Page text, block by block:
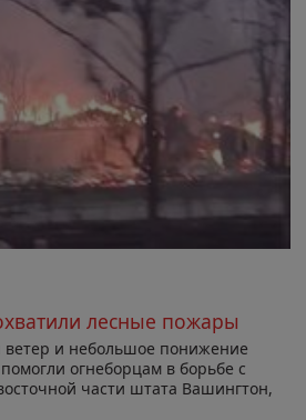
лесные пожары
ветер и небольшое понижение
огнеборцам в борьбе с
части штата Вашингтон,